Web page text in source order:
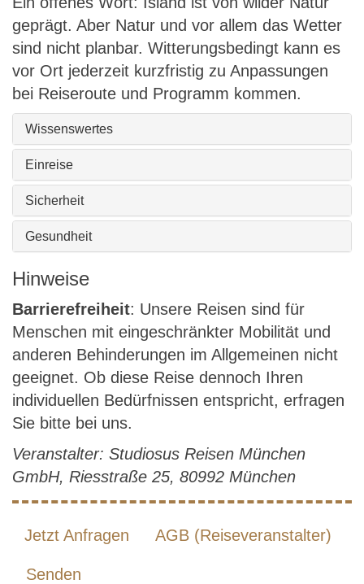
geprägt. Aber Natur und vor allem das Wetter
sind nicht planbar. Witterungsbedingt kann es
vor Ort jederzeit kurzfristig zu Anpassungen
bei Reiseroute und Programm kommen.
Wissenswertes
Einreise
Sicherheit
Gesundheit
Hinweise
Barrierefreiheit: Unsere Reisen sind für
Menschen mit eingeschränkter Mobilität und
anderen Behinderungen im Allgemeinen nicht
geeignet. Ob diese Reise dennoch Ihren
individuellen Bedürfnissen entspricht, erfragen
Sie bitte bei uns.
Veranstalter: Studiosus Reisen München
GmbH, Riesstraße 25, 80992 München
Jetzt Anfragen AGB (Reiseveranstalter)
Senden